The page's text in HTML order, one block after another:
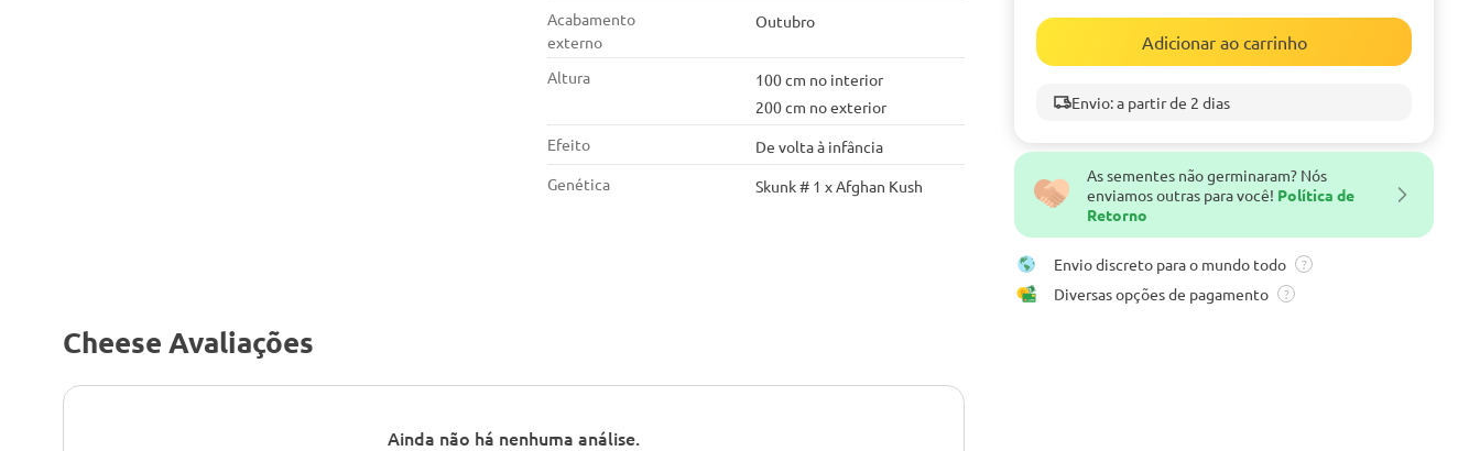
Acabamento
externo
Outubro
Altura
100 cm no interior
200 cm no exterior
Efeito
De volta à infância
Genética
Skunk # 1 x Afghan Kush
Cheese Avaliações
Ainda não há nenhuma análise.
Adicionar ao carrinho
Envio: a partir de 2 dias
As sementes não germinaram? Nós
enviamos outras para você! Política de
Retorno
Envio discreto para o mundo todo ?
Diversas opções de pagamento ?